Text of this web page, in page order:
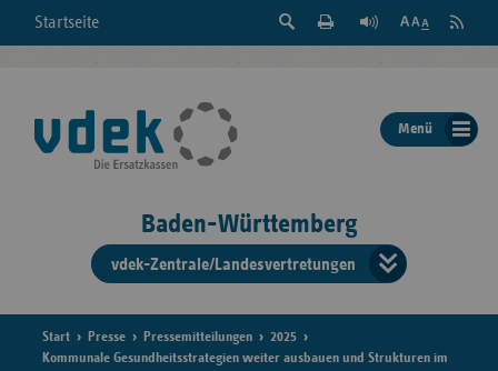
Startseite
Suche
der
Seite
Feed
Menü
Baden-Württemberg
vdek-Zentrale/Landesvertretungen
der
Start Presse Pressemitteilungen
2025
Kommunale Gesundheitsstrategien weiter ausbauen und Strukturen im